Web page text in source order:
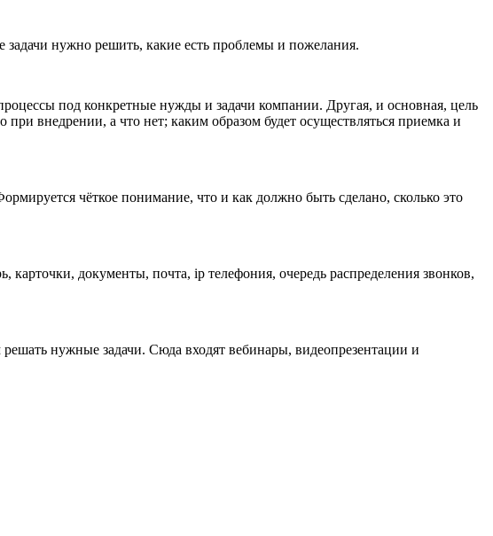
нужно решить, какие есть проблемы и пожелания.
под конкретные нужды и задачи компании. Другая, и основная, цель
при внедрении, а что нет; каким образом будет осуществляться приемка и
чёткое понимание, что и как должно быть сделано, сколько это
карточки, документы, почта, ip телефония, очередь распределения звонков,
нужные задачи. Сюда входят вебинары, видеопрезентации и